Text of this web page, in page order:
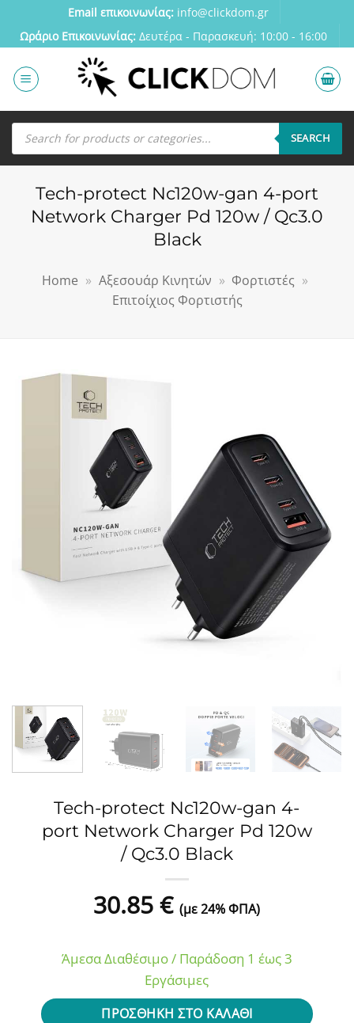
περιεχόμενο
Email επικοινωνίας: info@clickdom.gr
Ωράριο Eπικοινωνίας: Δευτέρα - Παρασκευή: 10:00 - 16:00
Αναζήτηση
προϊόντων SEARCH
Tech-protect Nc120w-gan 4-port
Network Charger Pd 120w / Qc3.0
Black
Home » Αξεσουάρ Κινητών » Φορτιστές »
Επιτοίχιος Φορτιστής
Tech-protect Nc120w-gan 4-
port Network Charger Pd 120w
/ Qc3.0 Black
30.85€ (με 24% ΦΠΑ)
Άμεσα Διαθέσιμο / Παράδοση 1 έως 3
Εργάσιμες
ΠΡΟΣΘΉΚΗ ΣΤΟ ΚΑΛΆΘΙ